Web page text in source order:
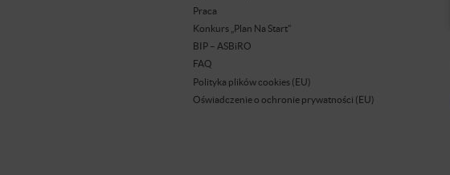
Praca
Konkurs „Plan Na Start”
BIP – ASBiRO
FAQ
Polityka plików cookies (EU)
Oświadczenie o ochronie prywatności (EU)